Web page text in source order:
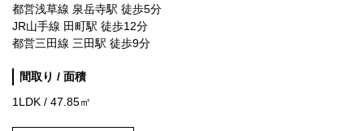
都営浅草線 泉岳寺駅 徒歩5分
JR山手線 田町駅 徒歩12分
都営三田線 三田駅 徒歩9分
間取り / 面積
1LDK / 47.85㎡